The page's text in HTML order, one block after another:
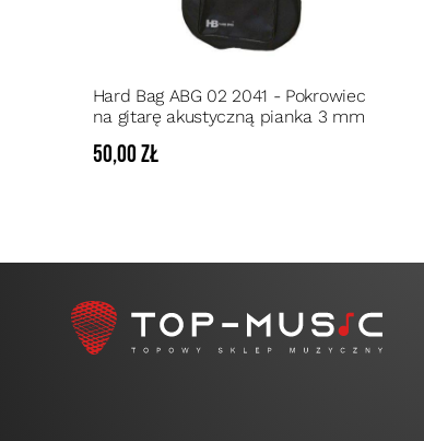
Hard Bag ABG 02 2041 - Pokrowiec
na gitarę akustyczną pianka 3 mm
50,00 zł